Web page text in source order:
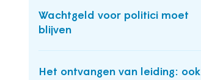
Wachtgeld voor politici moet
blijven
Het ontvangen van leiding: ook